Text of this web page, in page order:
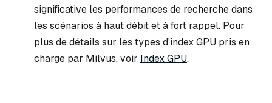
significative les performances de recherche dans
les scénarios à haut débit et à fort rappel. Pour
plus de détails sur les types d'index GPU pris en
charge par Milvus, voir Index GPU.